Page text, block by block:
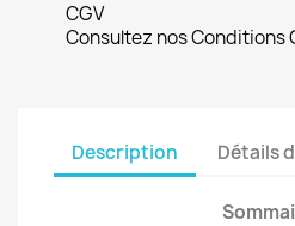
CGV
Consultez nos Conditions
Description Détails